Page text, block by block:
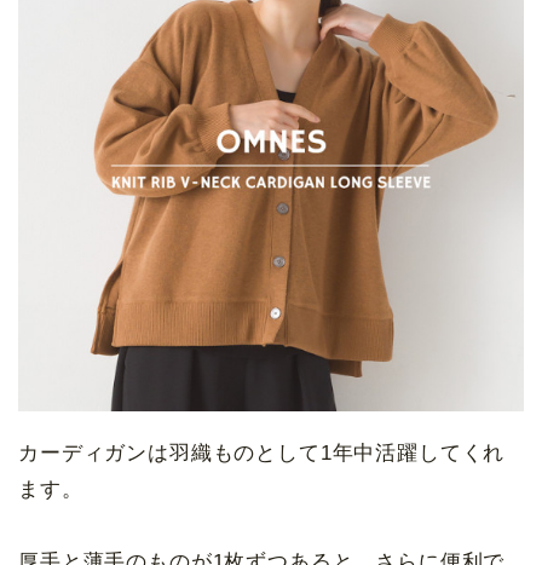
カーディガンは羽織ものとして1年中活躍してくれ
ます。